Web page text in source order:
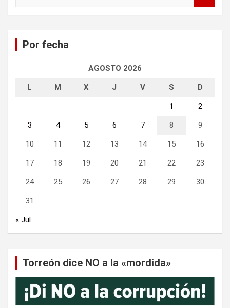
Por fecha
AGOSTO 2026
L M X J V S D
1 2
3 4 5 6 7 8 9
10 11 12 13 14 15 16
17 18 19 20 21 22 23
24 25 26 27 28 29 30
31
« Jul
Torreón dice NO a la «mordida»